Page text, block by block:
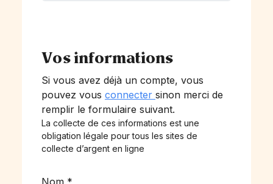
Vos informations
Si vous avez déjà un compte, vous
pouvez vous connecter sinon merci de
remplir le formulaire suivant.
La collecte de ces informations est une
obligation légale pour tous les sites de
collecte d’argent en ligne
Nom *